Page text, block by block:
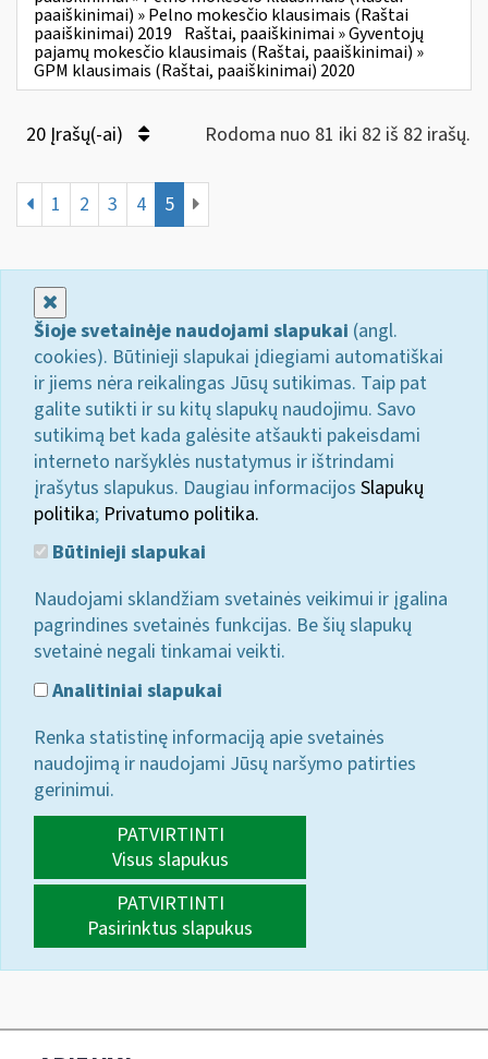
paaiškinimai) » Pelno mokesčio klausimais (Raštai
paaiškinimai) 2019 Raštai, paaiškinimai » Gyventojų
pajamų mokesčio klausimais (Raštai, paaiškinimai) »
GPM klausimais (Raštai, paaiškinimai) 2020
20 Įrašų(-ai) Rodoma nuo 81 iki 82 iš 82 irašų.
1 2 3 4 5
Šioje svetainėje naudojami slapukai (angl.
cookies). Būtinieji slapukai įdiegiami automatiškai
ir jiems nėra reikalingas Jūsų sutikimas. Taip pat
galite sutikti ir su kitų slapukų naudojimu. Savo
sutikimą bet kada galėsite atšaukti pakeisdami
interneto naršyklės nustatymus ir ištrindami
įrašytus slapukus. Daugiau informacijos Slapukų
politika; Privatumo politika.
Būtinieji slapukai
Naudojami sklandžiam svetainės veikimui ir įgalina
pagrindines svetainės funkcijas. Be šių slapukų
svetainė negali tinkamai veikti.
Analitiniai slapukai
Renka statistinę informaciją apie svetainės
naudojimą ir naudojami Jūsų naršymo patirties
gerinimui.
PATVIRTINTI
Visus slapukus
PATVIRTINTI
Pasirinktus slapukus